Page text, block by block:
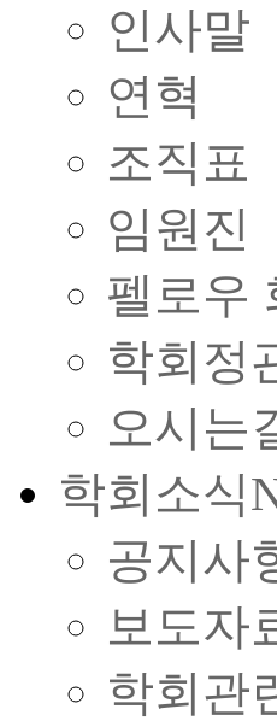
인사말
연혁
조직표
임원진
펠로우
학회정
오시는
학회소식
공지사
보도자
학회관